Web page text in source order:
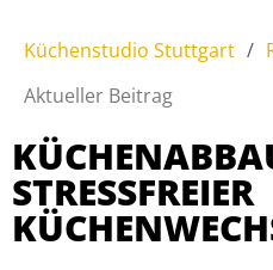
Küchenstudio Stuttgart /
Aktueller Beitrag
STRESSFREIER